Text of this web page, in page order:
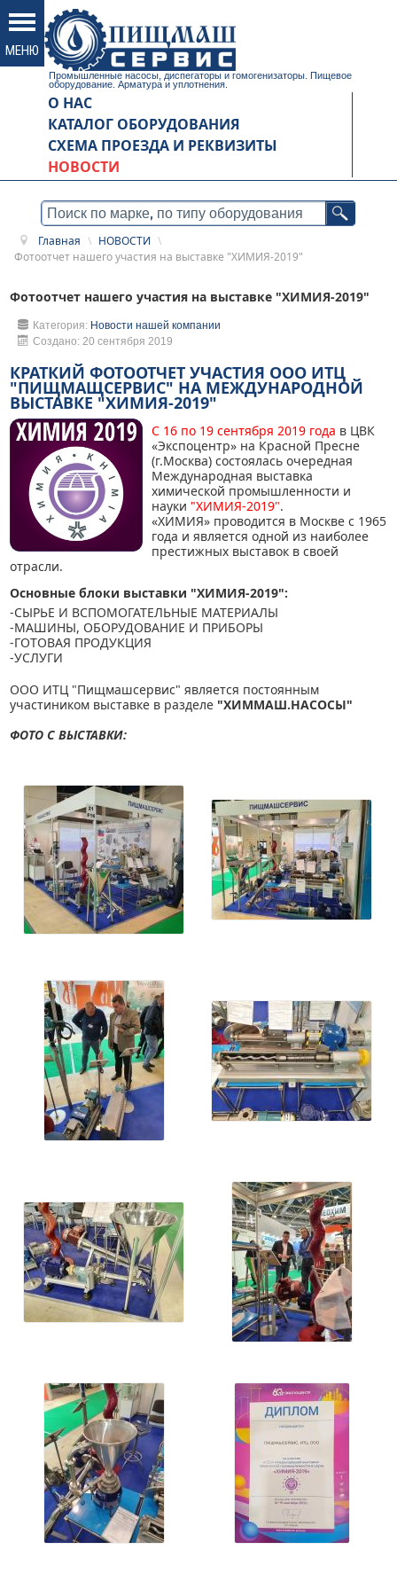
Промышленные насосы, диспегаторы и гомогенизаторы. Пищевое
оборудование. Арматура и уплотнения.
О НАС
КАТАЛОГ ОБОРУДОВАНИЯ
СХЕМА ПРОЕЗДА И РЕКВИЗИТЫ
НОВОСТИ
Главная \ НОВОСТИ \
Фотоотчет нашего участия на выставке "ХИМИЯ-2019"
Фотоотчет нашего участия на выставке "ХИМИЯ-2019"
Категория: Новости нашей компании
Создано: 20 сентября 2019
КРАТКИЙ ФОТООТЧЕТ УЧАСТИЯ ООО ИТЦ
"ПИЩМАЩСЕРВИС" НА МЕЖДУНАРОДНОЙ
ВЫСТАВКЕ "ХИМИЯ-2019"
С 16 по 19 сентября 2019 года в ЦВК
«Экспоцентр» на Красной Пресне
(г.Москва) состоялась очередная
Международная выставка
химической промышленности и
науки "ХИМИЯ-2019".
«ХИМИЯ» проводится в Москве с 1965
года и является одной из наиболее
престижных выставок в своей
отрасли.
Основные блоки выставки "ХИМИЯ-2019":
-СЫРЬЕ И ВСПОМОГАТЕЛЬНЫЕ МАТЕРИАЛЫ
-МАШИНЫ, ОБОРУДОВАНИЕ И ПРИБОРЫ
-ГОТОВАЯ ПРОДУКЦИЯ
-УСЛУГИ
ООО ИТЦ "Пищмашсервис" является постоянным
участиником выставке в разделе "ХИММАШ.НАСОСЫ"
ФОТО С ВЫСТАВКИ: